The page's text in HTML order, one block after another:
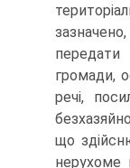
громади,
речі,
що
нерухоме